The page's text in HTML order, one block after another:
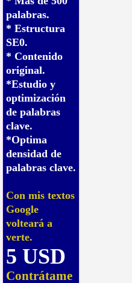
palabras.
* Estructura
SE0.
* Contenido
original.
*Estudio y
optimización
de palabras
clave.
*Optima
densidad de
palabras clave.
Con mis textos
Google
volteará a
verte.
5 USD
Contrátame